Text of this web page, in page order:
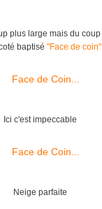
plus large mais du
baptisé "Face de coin"
Ici c'est impeccable
Neige parfaite